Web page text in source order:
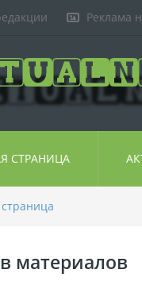
Реклама
СТРАНИЦА
материалов